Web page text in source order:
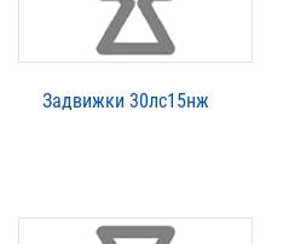
Задвижки 30лс15нж